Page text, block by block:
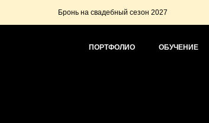
ПОРТФОЛИО ОБУЧЕНИЕ
Бронь на свадебный сезон 2027